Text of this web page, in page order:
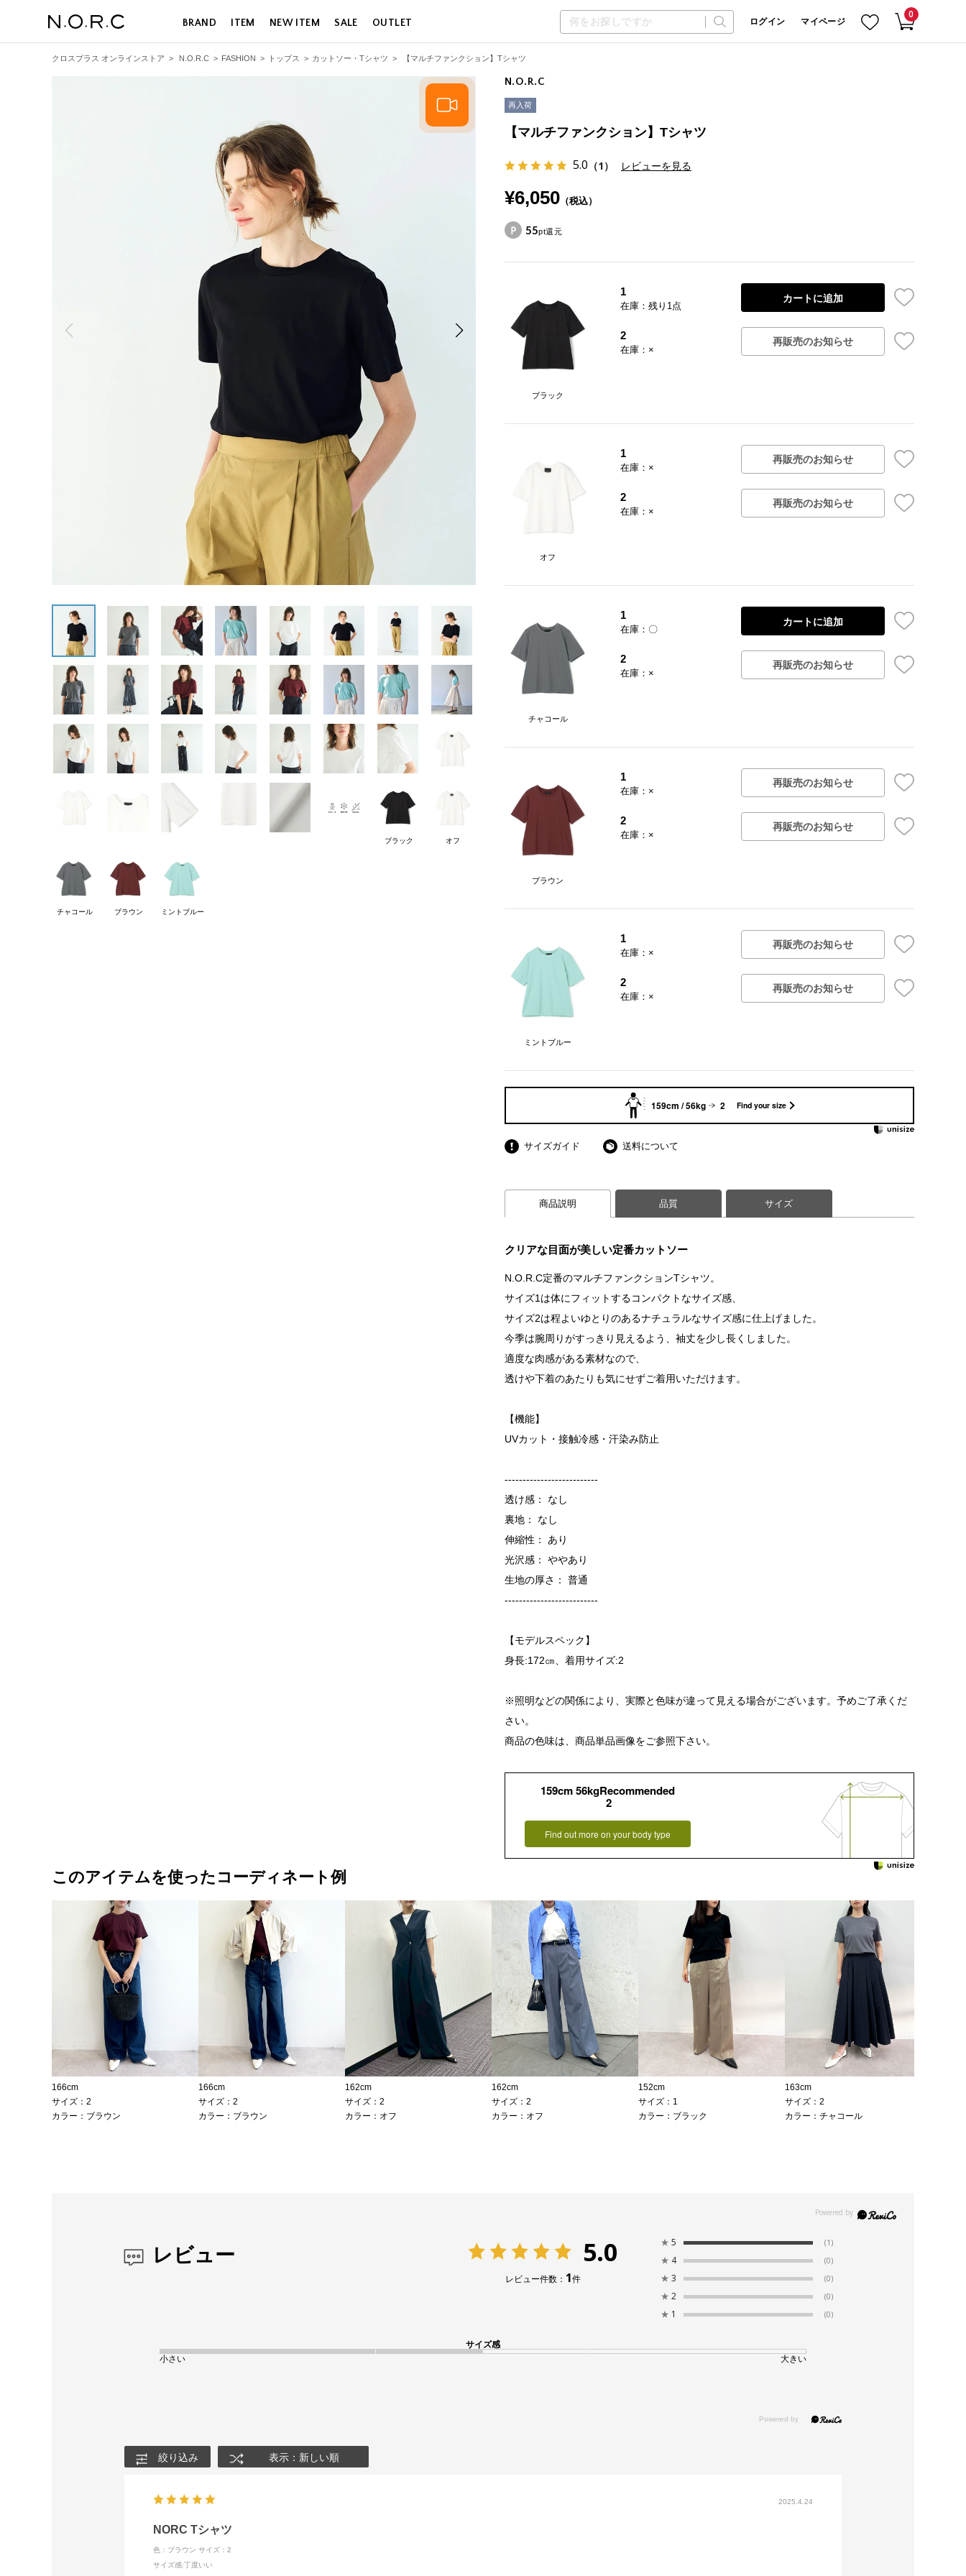
BRAND ITEM NEW ITEM SALE OUTLET ログイン マイページ
0
クロスプラス オンラインストア > N.O.R.C > FASHION > トップス > カットソー・Tシャツ > 【マルチファンクション】Tシャツ
ブラック オフ
チャコール ブラウン ミントブルー
N.O.R.C
再入荷
【マルチファンクション】Tシャツ
5.0 （1） レビューを見る
¥6,050 （税込）
55pt還元
ブラック
1
在庫：残り1点
カートに追加
2
在庫：×
再販売のお知らせ
オフ
1
在庫：×
再販売のお知らせ
2
在庫：×
再販売のお知らせ
チャコール
1
在庫：〇
カートに追加
2
在庫：×
再販売のお知らせ
ブラウン
1
在庫：×
再販売のお知らせ
2
在庫：×
再販売のお知らせ
ミントブルー
1
在庫：×
再販売のお知らせ
2
在庫：×
再販売のお知らせ
159cm / 56kg 2 Find your size
サイズガイド 送料について
商品説明 品質 サイズ
クリアな目面が美しい定番カットソー
N.O.R.C定番のマルチファンクションTシャツ。
サイズ1は体にフィットするコンパクトなサイズ感、
サイズ2は程よいゆとりのあるナチュラルなサイズ感に仕上げました。
今季は腕周りがすっきり見えるよう、袖丈を少し長くしました。
適度な肉感がある素材なので、
透けや下着のあたりも気にせずご着用いただけます。
【機能】
UVカット・接触冷感・汗染み防止
--------------------------
透け感： なし
裏地： なし
伸縮性： あり
光沢感： ややあり
生地の厚さ： 普通
--------------------------
【モデルスペック】
身長:172㎝、着用サイズ:2
※照明などの関係により、実際と色味が違って見える場合がございます。予めご了承くだ
さい。
商品の色味は、商品単品画像をご参照下さい。
159cm 56kgRecommended
2
Find out more on your body type
このアイテムを使ったコーディネート例
166cm
サイズ：2
カラー：ブラウン
166cm
サイズ：2
カラー：ブラウン
162cm
サイズ：2
カラー：オフ
162cm
サイズ：2
カラー：オフ
152cm
サイズ：1
カラー：ブラック
163cm
サイズ：2
カラー：チャコール
レビュー 5.0
レビュー件数： 1件
★ 5 (1)
★ 4 (0)
★ 3 (0)
★ 2 (0)
★ 1 (0)
サイズ感
小さい
大きい
絞り込み 表示：新しい順
2025.4.24
NORC Tシャツ
色：ブラウン サイズ：2
サイズ感:丁度いい